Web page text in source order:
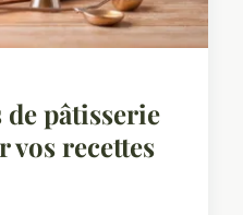
de pâtisserie
recettes